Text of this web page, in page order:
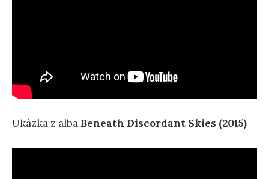
Ukázka z alba Beneath Discordant Skies (2015)